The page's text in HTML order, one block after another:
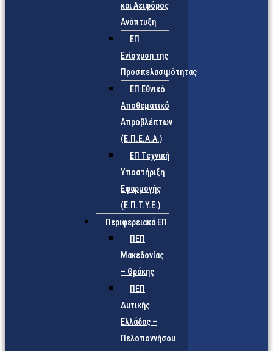
και Αειφόρος
Ανάπτυξη
ΕΠ
Ενίσχυση της
Προσπελασιμότητας
ΕΠ Εθνικό
Αποθεματικό
Απροβλέπτων
(Ε.Π.Ε.Α.Α.)
ΕΠ Τεχνική
Υποστήριξη
Εφαρμογής
(Ε.Π.Τ.Υ.Ε.)
Περιφερειακά ΕΠ
ΠΕΠ
Μακεδονίας
– Θράκης
ΠΕΠ
Δυτικής
Ελλάδας –
Πελοποννήσου